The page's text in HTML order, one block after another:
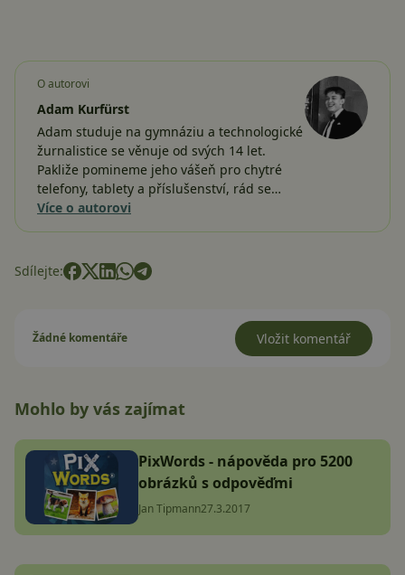
O autorovi
Adam Kurfürst
Adam studuje na gymnáziu a technologické
žurnalistice se věnuje od svých 14 let.
Pakliže pomineme jeho vášeň pro chytré
telefony, tablety a příslušenství, rád se…
Více o autorovi
Sdílejte:
Žádné komentáře Vložit komentář
Mohlo by vás zajímat
PixWords - nápověda pro 5200
obrázků s odpověďmi
Jan Tipmann27.3.2017